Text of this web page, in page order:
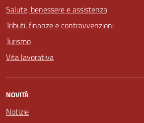
Salute, benessere e assistenza
Tributi, finanze e contravvenzioni
Turismo
Vita lavorativa
NOVITÀ
Notizie